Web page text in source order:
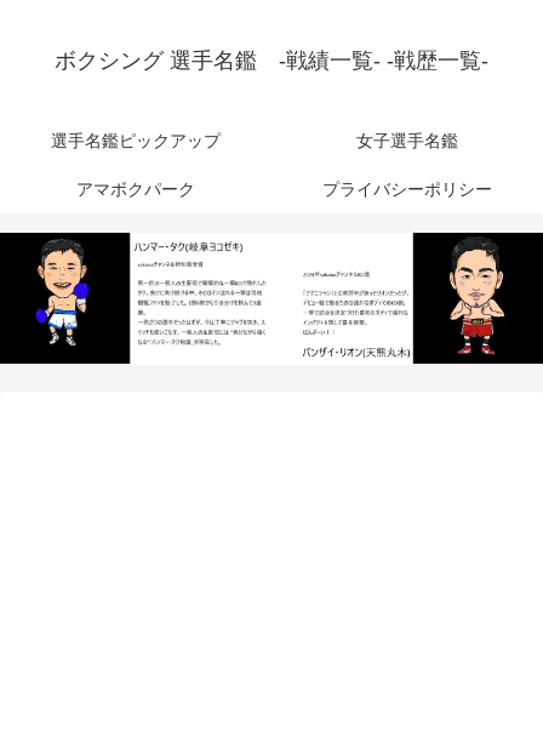
ボクシング 選手名鑑 -戦績一覧- -戦歴一覧-
選手名鑑ピックアップ 女子選手名鑑
アマボクパーク プライバシーポリシー